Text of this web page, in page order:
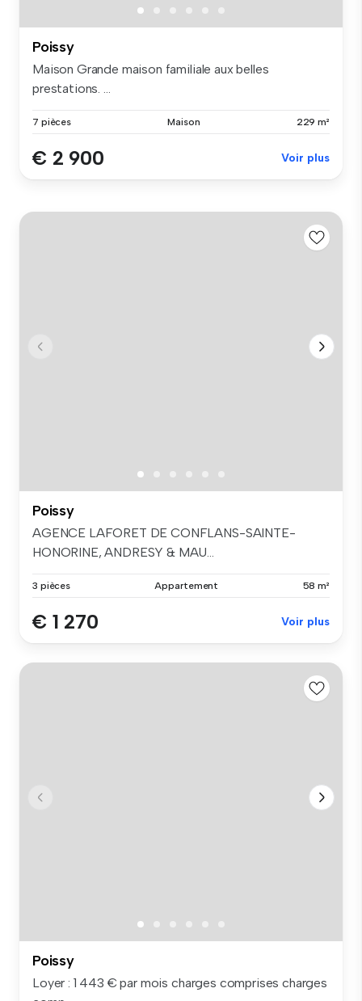
Poissy
Maison Grande maison familiale aux belles
prestations. ...
7 pièces Maison 229 m²
€ 2 900 Voir plus
Poissy
AGENCE LAFORET DE CONFLANS-SAINTE-
HONORINE, ANDRESY & MAU...
3 pièces Appartement 58 m²
€ 1 270 Voir plus
Poissy
Loyer : 1 443 € par mois charges comprises charges